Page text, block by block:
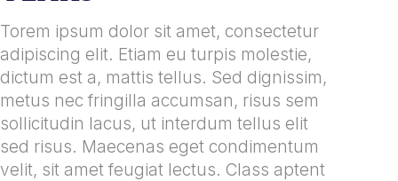
Torem ipsum dolor sit amet, consectetur
adipiscing elit. Etiam eu turpis molestie,
dictum est a, mattis tellus. Sed dignissim,
metus nec fringilla accumsan, risus sem
sollicitudin lacus, ut interdum tellus elit
sed risus. Maecenas eget condimentum
velit, sit amet feugiat lectus. Class aptent